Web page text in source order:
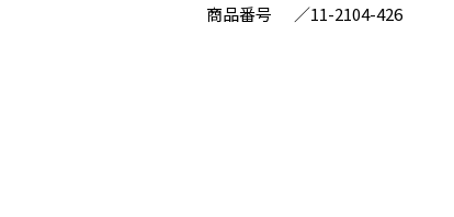
商品番号
／11-2104-426